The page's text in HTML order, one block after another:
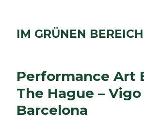
IM GRÜNEN BEREICH
Performance Art
The Hague – Vigo
Barcelona